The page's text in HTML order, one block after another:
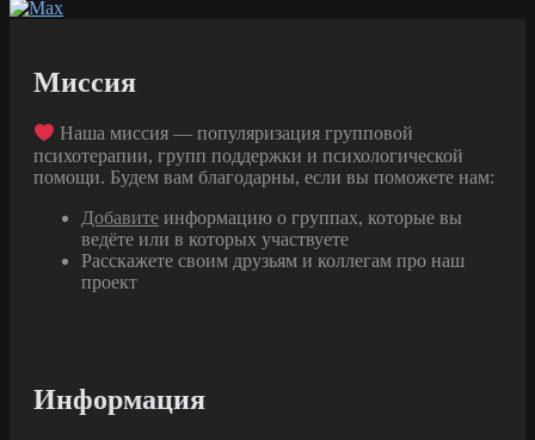
Миссия
Наша миссия — популяризация групповой
психотерапии, групп поддержки и психологической
помощи. Будем вам благодарны, если вы поможете нам:
Добавите информацию о группах, которые вы
ведёте или в которых участвуете
Расскажете своим друзьям и коллегам про наш
проект
Информация